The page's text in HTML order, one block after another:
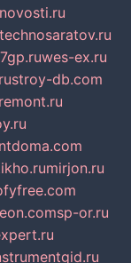
technosaratov.ru
wes-ex.ru
stroy-db.com
mirjon.ru
sp-or.ru